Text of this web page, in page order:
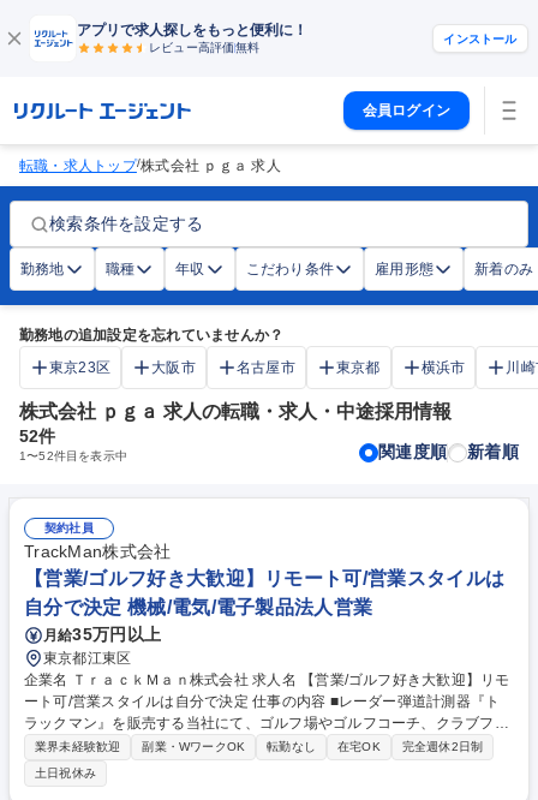
アプリで求人探しをもっと便利に！
レビュー高評価無料
インストール
会員ログイン
転職・求人トップ/株式会社 ｐｇａ 求人
検索条件を設定する
勤務地 職種 年収 こだわり条件 雇用形態 新着のみ
勤務地の追加設定を忘れていませんか？
東京23区
大阪市 名古屋市 東京都 横浜市 川
株式会社 ｐｇａ 求人の転職・求人・中途採用情報
52件
1〜52件目を表示中 関連度順 新着順
契約社員
TrackMan株式会社
【営業/ゴルフ好き大歓迎】リモート可/営業スタイルは
自分で決定 機械/電気/電子製品法人営業
月給35万円以上
東京都江東区
企業名 ＴｒａｃｋＭａｎ株式会社 求人名 【営業/ゴルフ好き大歓迎】リモ
ート可/営業スタイルは自分で決定 仕事の内容 ■レーダー弾道計測器『ト
ラックマン』を販売する当社にて、ゴルフ場やゴルフコーチ、クラブフィ
ッター、ゴルフプレイヤーなどの顧客に対して当社製品の魅力を伝え、購
入までつなげる全国営業をお任せします。 ■商品の提案(提案書作成あり)■
デモンストレーションの実施■受注後、納品するまでのフォロー■製品テス
業界未経験歓迎 副業・WワークOK 転勤なし 在宅OK
完全週休2日制
土日祝休み